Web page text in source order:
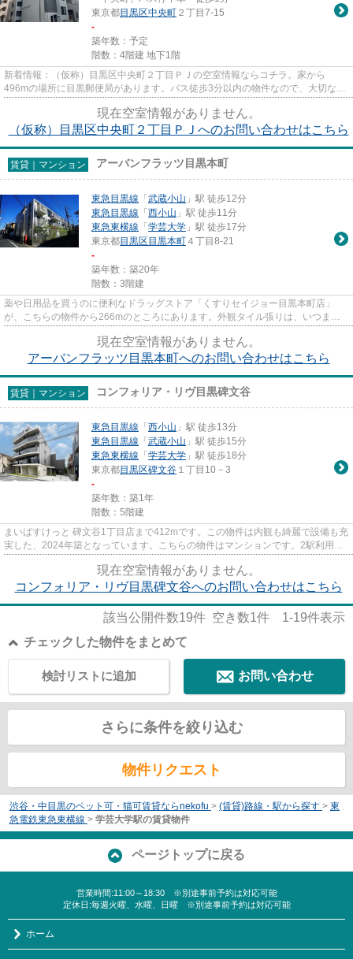
東京都目黒区中央町 ２丁目7-15
-
築年数：予定
階数：4階建 地下1階
新着情報：（仮称）目黒区中央町２丁目ＰＪの空室情報ならコチラ。家から
496mの場所に目黒郵便局があります。バス徒歩3分以内の物件なので、大切な時
現在空室情報がありません。
（仮称）目黒区中央町２丁目ＰＪへのお問い合わせはこちら
賃貸｜マンション アーバンフラッツ目黒本町
東急目黒線 「 武蔵小山 」駅 徒歩12分
東急目黒線 「 西小山 」駅 徒歩11分
東急東横線 「 学芸大学 」駅 徒歩17分
東京都目黒区 目黒本町 ４丁目8-21
-
築年数：築20年
階数：3階建
薬や日用品を買うのに便利なドラッグストア「くすりセイジョー目黒本町店」
が、こちらの物件から266mのところにあります。外観タイル張りは、いつまで
現在空室情報がありません。
アーバンフラッツ目黒本町へのお問い合わせはこちら
賃貸｜マンション コンフォリア・リヴ目黒碑文谷
東急目黒線 「 西小山 」駅 徒歩13分
東急目黒線 「 武蔵小山 」駅 徒歩15分
東急東横線 「 学芸大学 」駅 徒歩18分
東京都目黒区碑文谷 １丁目10－3
-
築年数：築1年
階数：5階建
まいばすけっと 碑文谷1丁目店まで412mです。この物件は内観も綺麗で設備も充
実した、2024年築となっています。こちらの物件はマンションです。2駅利用可
現在空室情報がありません。
コンフォリア・リヴ目黒碑文谷へのお問い合わせはこちら
該当公開件数19件 空き数1件 1-19件表示
チェックした物件をまとめて
お問い合わせ
検討リストに追加
さらに条件を絞り込む
物件リクエスト
渋谷・中目黒のペット可・猫可賃貸ならnekofu > (賃貸)路線・駅から探す > 東
急電鉄東急東横線 > 学芸大学駅の賃貸物件
ページトップに戻る
営業時間:11:00～18:30 ※別途事前予約は対応可能
定休日:毎週火曜、水曜、日曜 ※別途事前予約は対応可能
ホーム